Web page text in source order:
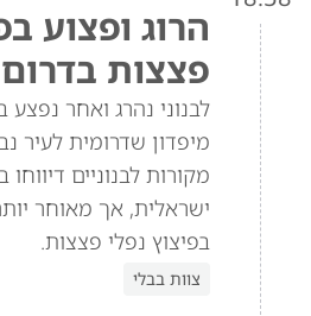
הרוג ופצוע
פצצות בדרום
לבנוני נהרג ואחר
מיפדון שדרומית לעיר
מקורות לבנוניים
ישראלית, אך מאוחר
בפיצוץ נפלי פצצות.
צוות בבלי